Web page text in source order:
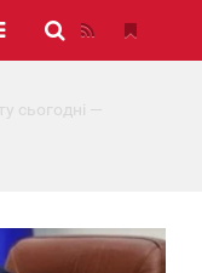
сьогодні —